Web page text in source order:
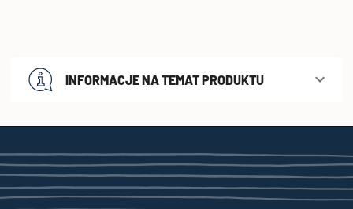
INFORMACJE NA TEMAT PRODUKTU